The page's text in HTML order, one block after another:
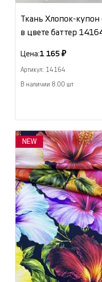
Ткань Хлопок-купон
в цвете баттер
Цена:1 165 ₽
Артикул: 14164
В наличии 8.00 шт
NEW